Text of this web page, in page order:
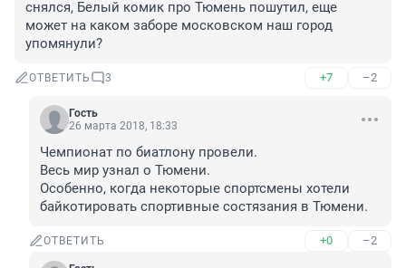
снялся, Белый комик про Тюмень пошутил, еще
может на каком заборе московском наш город
упомянули?
ОТВЕТИТЬ 3 +7 –2
Гость
26 марта 2018, 18:33
Чемпионат по биатлону провели.
Весь мир узнал о Тюмени.
Особенно, когда некоторые спортсмены хотели
байкотировать спортивные состязания в Тюмени.
ОТВЕТИТЬ +0 –2